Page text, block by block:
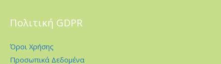
Πολιτική GDPR
Όροι Χρήσης
Προσωπικά Δεδομένα